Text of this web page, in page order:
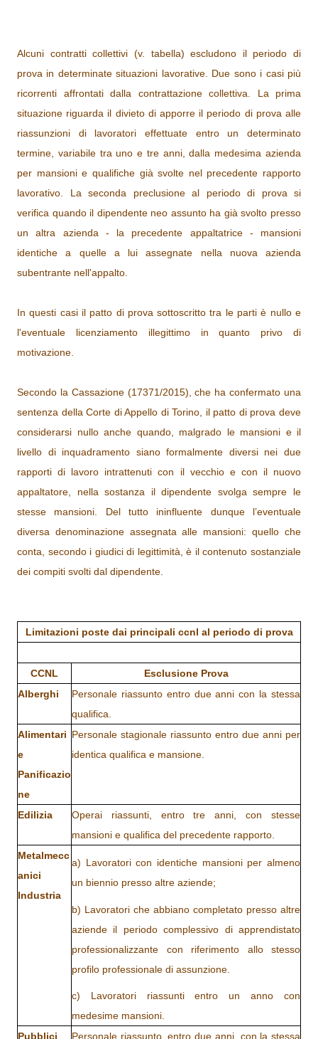
Alcuni contratti collettivi (v. tabella) escludono il periodo di
prova in determinate situazioni lavorative. Due sono i casi più
ricorrenti affrontati dalla contrattazione collettiva. La prima
situazione riguarda il divieto di apporre il periodo di prova alle
riassunzioni di lavoratori effettuate entro un determinato
termine, variabile tra uno e tre anni, dalla medesima azienda
per mansioni e qualifiche già svolte nel precedente rapporto
lavorativo. La seconda preclusione al periodo di prova si
verifica quandoil dipendente neo assunto ha già svolto presso
un altra azienda - la precedente appaltatrice - mansioni
identiche a quelle a lui assegnate nella nuova azienda
subentrante nell'appalto.
In questi casi il patto di prova sottoscritto tra le parti è nullo e
l'eventuale licenziamento illegittimo in quanto privo di
motivazione.
Secondo la Cassazione (17371/2015), che ha confermato una
sentenza della Corte di Appello di Torino, il patto di prova deve
considerarsi nullo anche quando, malgrado le mansioni e il
livello di inquadramento siano formalmente diversi nei due
rapporti di lavoro intrattenuti con il vecchio e con il nuovo
appaltatore, nella sostanza il dipendente svolga sempre le
stesse mansioni. Del tutto ininfluente dunque l’eventuale
diversa denominazione assegnata alle mansioni: quello che
conta, secondo i giudici di legittimità, è il contenuto sostanziale
dei compiti svolti dal dipendente.
Limitazioni poste dai principali ccnl al periodo di prova
CCNL
Esclusione Prova
Alberghi
Personale riassunto entro due anni con la stessa
qualifica.
Alimentari
e
Panificazio
ne
Personale stagionale riassunto entro due anni per
identica qualifica e mansione
Edilizia
Operai riassunti, entro tre anni, con stesse
mansioni e qualifica del precedente rapporto.
Metalmecc
anici
Industria
a) Lavoratori con identiche mansioni per almeno
un biennio presso altre aziende;
b) Lavoratori che abbiano completato presso altre
aziende il periodo complessivo di apprendistato
professionalizzante con riferimento allo stesso
profilo professionale di assunzione.
c) Lavoratori riassunti entro un anno con
medesime mansioni.
Pubblici
Personale riassunto, entro due anni, con la stessa